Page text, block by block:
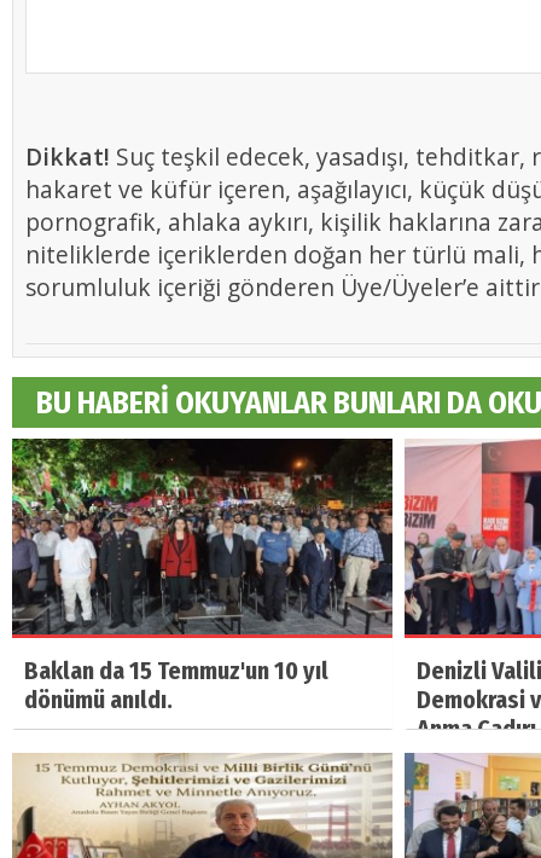
Dikkat! Suç teşkil edecek, yasadışı, tehditkar,
hakaret ve küfür içeren, aşağılayıcı, küçük
pornografik, ahlaka aykırı, kişilik haklarına
niteliklerde içeriklerden doğan her türlü mali,
sorumluluk içeriği gönderen Üye/Üyeler’e
BU HABERİ OKUYANLAR BUNLARI DA
Baklan da 15 Temmuz'un 10 yıl
dönümü anıldı.
Denizli
Demokrasi
Anma